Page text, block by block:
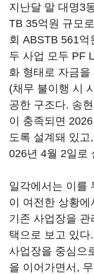
지난달 말 대명3
TB 35억원 규모
회 ABSTB 561억
두 사업 모두 PF
화 형태로 자금
(채무 불이행 시
공한 구조다. 송
이 충족되면
도록 설계돼 있
026년 4월 2일로
일각에서는 이를
이 여전한 상황
기존 사업장을
택으로 보고 있
사업장을 중심으
을 이어가면서,